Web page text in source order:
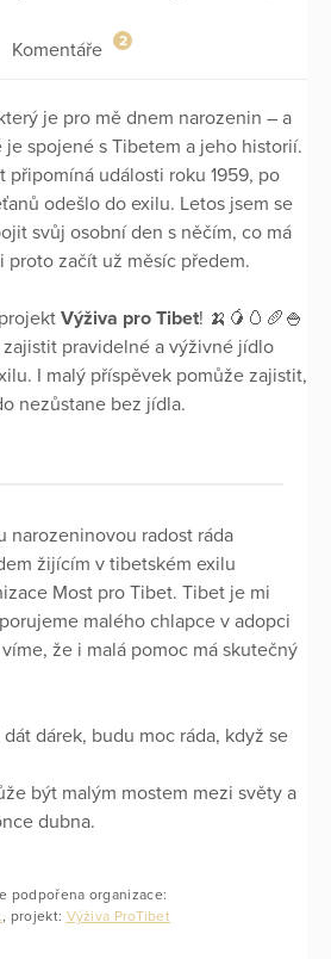
Komentáře 2
je pro mě dnem narozenin – a
spojené s Tibetem a jeho historií.
připomíná události roku 1959, po
odešlo do exilu. Letos jsem se
svůj osobní den s něčím, co má
proto začít už měsíc předem.
Výživa pro Tibet! 🍌🥭🥚🥖🍚
pravidelné a výživné jídlo
I malý příspěvek pomůže zajistit,
nezůstane bez jídla.
narozeninovou radost ráda
žijícím v tibetském exilu
Most pro Tibet. Tibet je mi
malého chlapce v adopci
že i malá pomoc má skutečný
dárek, budu moc ráda, když se
být malým mostem mezi světy a
dubna.
podpořena organizace:
, projekt: Výživa ProTibet